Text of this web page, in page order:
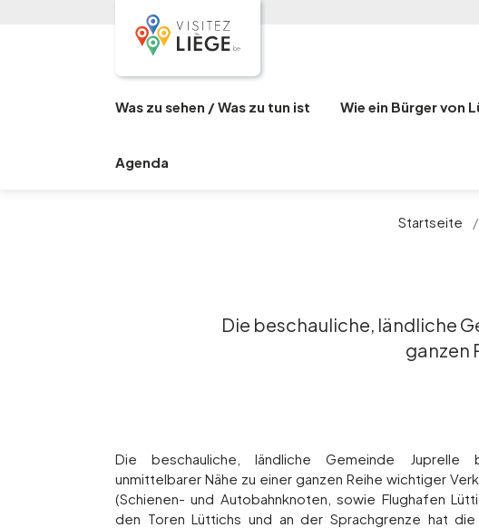
Was zu sehen / Was zu tun ist Wie ein Bürger von
Agenda
Startseite /
Die beschauliche, ländliche
ganzen
Die beschauliche, ländliche Gemeinde
unmittelbarer Nähe zu einer ganzen Reihe wichtiger
(Schienen- und Autobahnknoten, sowie Flughafen
den Toren Lüttichs und an der Sprachgrenze hat